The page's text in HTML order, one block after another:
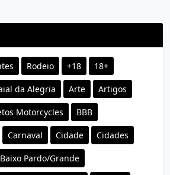
Rodeio +18 18+
da Alegria Arte Artigos
Motorcycles BBB
Carnaval Cidade Cidades
Pardo/Grande